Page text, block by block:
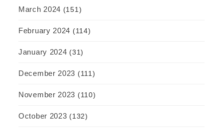
March 2024 (151)
February 2024 (114)
January 2024 (31)
December 2023 (111)
November 2023 (110)
October 2023 (132)